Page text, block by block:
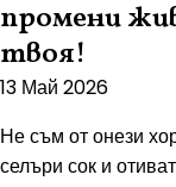
промени
твоя!
13 Май 2026
Не съм от онези
селъри сок и